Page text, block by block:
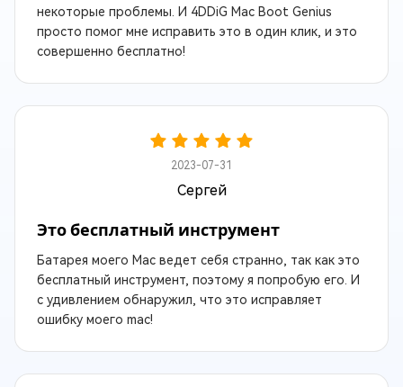
некоторые проблемы. И 4DDiG Mac Boot Genius
просто помог мне исправить это в один клик, и это
совершенно бесплатно!
2023-07-31
Сергей
Это бесплатный инструмент
Батарея моего Mac ведет себя странно, так как это
бесплатный инструмент, поэтому я попробую его. И
с удивлением обнаружил, что это исправляет
ошибку моего mac!